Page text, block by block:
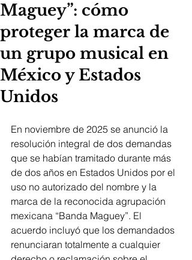
Maguey”: cómo
proteger la marca de
un grupo musical en
México y Estados
Unidos
En noviembre de 2025 se anunció la
resolución integral de dos demandas
que se habían tramitado durante más
de dos años en Estados Unidos por el
uso no autorizado del nombre y la
marca de la reconocida agrupación
mexicana “Banda Maguey”. El
acuerdo incluyó que los demandados
renunciaran totalmente a cualquier